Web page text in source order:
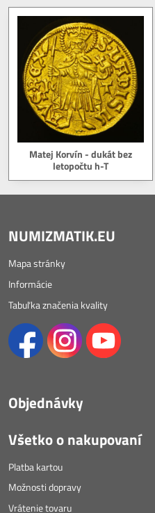
Matej Korvín - dukát bez
letopočtu h-T
NUMIZMATIK.EU
Mapa stránky
Informácie
Tabuľka značenia kvality
Objednávky
Všetko o nakupovaní
Platba kartou
Možnosti dopravy
Vrátenie tovaru